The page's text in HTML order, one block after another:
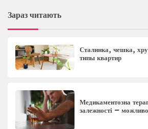
Зараз читають
Сталинка, чешка,
типы квартир
Медикаментозна
залежності –